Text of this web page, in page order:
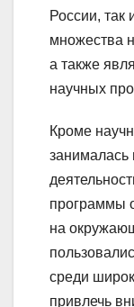
России,
множества
а также
научных
Кроме
занималась
программы
на
среди
привлечь